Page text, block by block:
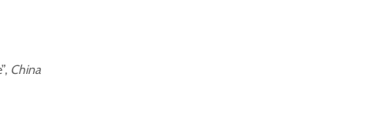
China